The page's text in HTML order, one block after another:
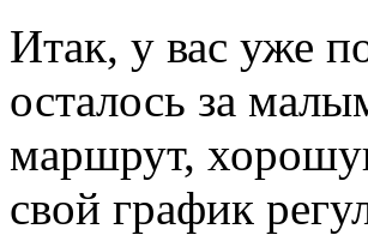
Итак, у вас уже
осталось за
маршрут,
свой график